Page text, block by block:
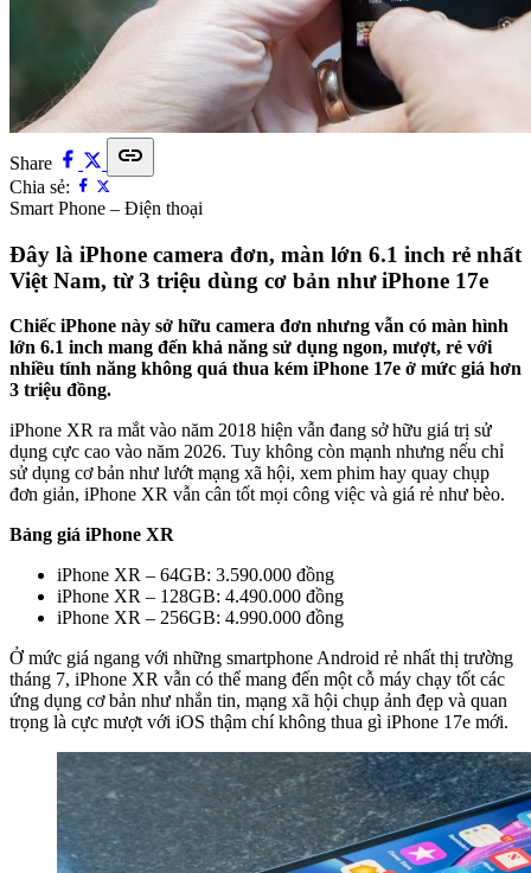
Share link
Chia sẻ:
Smart Phone – Điện thoại
Đây là iPhone camera đơn, màn lớn 6.1 inch rẻ nhất
Việt Nam, từ 3 triệu dùng cơ bản như iPhone 17e
Chiếc iPhone này sở hữu camera đơn nhưng vẫn có màn hình
lớn 6.1 inch mang đến khả năng sử dụng ngon, mượt, rẻ với
nhiều tính năng không quá thua kém iPhone 17e ở mức giá hơn
3 triệu đồng.
iPhone XR ra mắt vào năm 2018 hiện vẫn đang sở hữu giá trị sử
dụng cực cao vào năm 2026. Tuy không còn mạnh nhưng nếu chỉ
sử dụng cơ bản như lướt mạng xã hội, xem phim hay quay chụp
đơn giản, iPhone XR vẫn cân tốt mọi công việc và giá rẻ như bèo.
Bảng giá iPhone XR
iPhone XR – 64GB: 3.590.000 đồng
iPhone XR – 128GB: 4.490.000 đồng
iPhone XR – 256GB: 4.990.000 đồng
Ở mức giá ngang với những smartphone Android rẻ nhất thị trường
tháng 7, iPhone XR vẫn có thể mang đến một cỗ máy chạy tốt các
ứng dụng cơ bản như nhắn tin, mạng xã hội chụp ảnh đẹp và quan
trọng là cực mượt với iOS thậm chí không thua gì iPhone 17e mới.